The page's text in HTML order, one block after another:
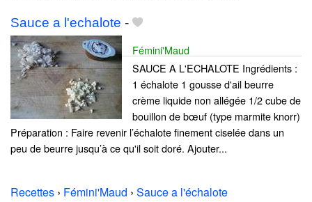
Sauce a l'echalote -
Fémini'Maud
SAUCE A L'ECHALOTE Ingrédients :
1 échalote 1 gousse d'ail beurre
crème liquide non allégée 1/2 cube de
bouillon de bœuf (type marmite knorr)
Préparation : Faire revenir l’échalote finement ciselée dans un
peu de beurre jusqu’à ce qu'il soit doré. Ajouter...
Recettes › Fémini'Maud › Sauce a l'échalote